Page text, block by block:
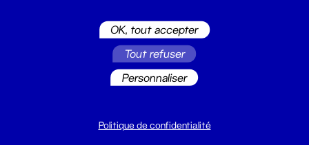
billetterie@leGrandT.fr
OK, tout accepter
Tout refuser
Personnaliser
Politique de confidentialité